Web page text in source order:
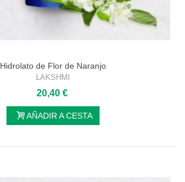
Hidrolato de Flor de Naranjo
LAKSHMI
20,40 €
AÑADIR A CESTA